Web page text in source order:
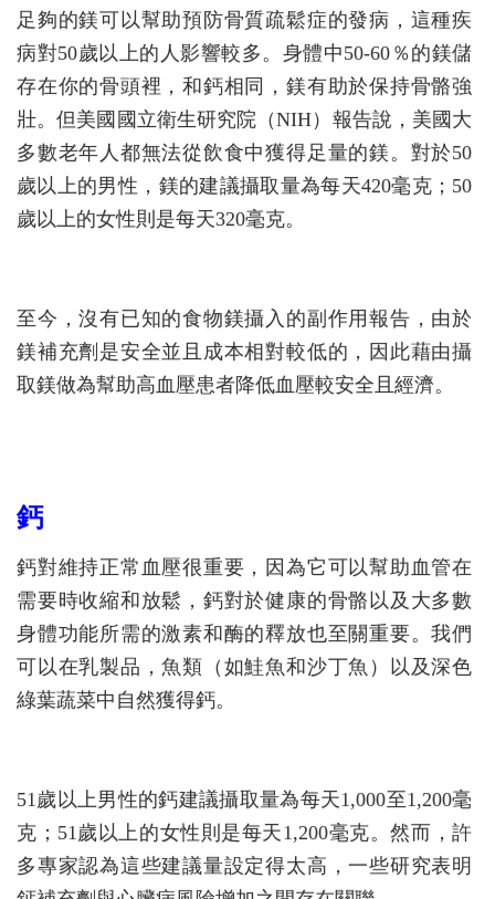
足夠的鎂可以幫助預防骨質疏鬆症的發病，這種疾
病對50歲以上的人影響較多。身體中50-60％的鎂儲
存在你的骨頭裡，和鈣相同，鎂有助於保持骨骼強
壯。但美國國立衛生研究院（NIH）報告說，美國大
多數老年人都無法從飲食中獲得足量的鎂。對於50
歲以上的男性，鎂的建議攝取量為每天420毫克；50
歲以上的女性則是每天320毫克。
至今，沒有已知的食物鎂攝入的副作用報告，由於
鎂補充劑是安全並且成本相對較低的，因此藉由攝
取鎂做為幫助高血壓患者降低血壓較安全且經濟。
鈣
鈣對維持正常血壓很重要，因為它可以幫助血管在
需要時收縮和放鬆，鈣對於健康的骨骼以及大多數
身體功能所需的激素和酶的釋放也至關重要。我們
可以在乳製品，魚類（如鮭魚和沙丁魚）以及深色
綠葉蔬菜中自然獲得鈣。
51歲以上男性的鈣建議攝取量為每天1,000至1,200毫
克；51歲以上的女性則是每天1,200毫克。然而，許
多專家認為這些建議量設定得太高，一些研究表明